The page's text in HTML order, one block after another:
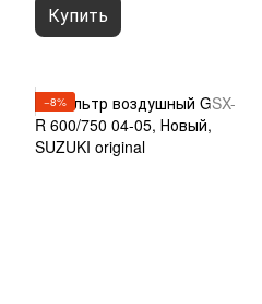
Купить
−8%